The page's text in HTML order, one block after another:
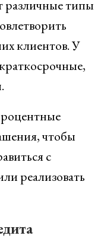
различные типы
клиентов. У
чтобы
с
реализовать